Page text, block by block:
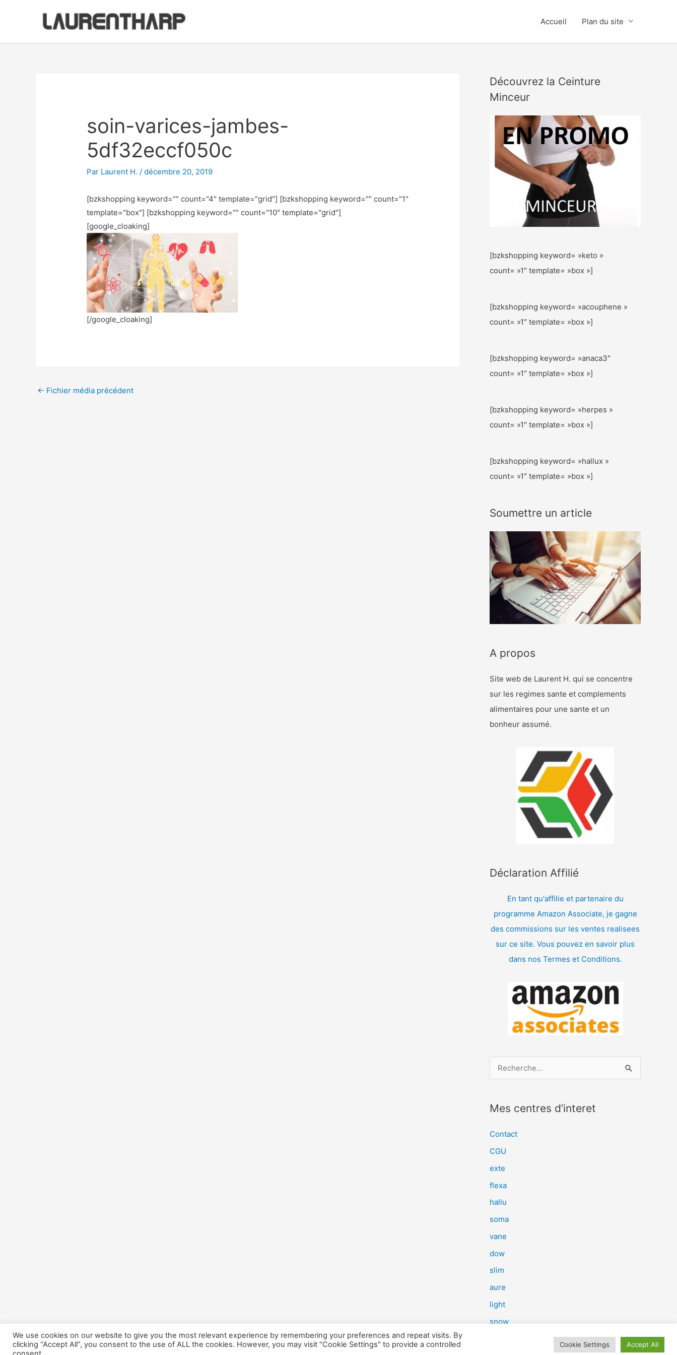
Accueil Plan du site
soin-varices-jambes-
5df32eccf050c
Par Laurent H./décembre 20, 2019
[bzkshopping keyword="" count="4" template="grid"] [bzkshopping keyword="" count="1"
template="box"] [bzkshopping keyword="" count="10" template="grid"]
[google_cloaking]
[/google_cloaking]
← Fichier média précédent
Découvrez la Ceinture
Minceur
[bzkshopping keyword= »keto »
count= »1″ template= »box »]
[bzkshopping keyword= »acouphene »
count= »1″ template= »box »]
[bzkshopping keyword= »anaca3″
count= »1″ template= »box »]
[bzkshopping keyword= »herpes »
count= »1″ template= »box »]
[bzkshopping keyword= »hallux »
count= »1″ template= »box »]
Soumettre un article
A propos
Site web de Laurent H. qui se concentre
sur les regimes sante et complements
alimentaires pour une sante et un
bonheur assumé.
Déclaration Affilié
En tant qu'affilie et partenaire du
programme Amazon Associate, je gagne
des commissions sur les ventes realisees
sur ce site. Vous pouvez en savoir plus
dans nos Termes et Conditions.
e
e
r
:
Mes centres d’interet
Contact
CGU
exte
flexa
hallu
soma
vane
dow
slim
aure
light
snow
We use cookies on our website to give you the most relevant experience by remembering your preferences and repeat visits. By
clicking “Accept All”, you consent to the use of ALL the cookies. However, you may visit "Cookie Settings" to provide a controlled
Cookie Settings Accept All